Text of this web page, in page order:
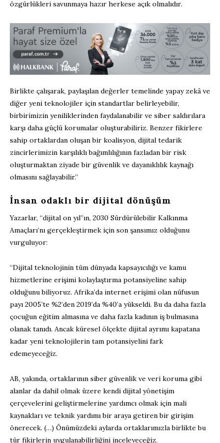
özgürlükleri savunmaya hazır herkese açık olmalıdır.
Birlikte çalışarak, paylaşılan değerler temelinde yapay zekâ ve
diğer yeni teknolojiler için standartlar belirleyebilir,
birbirimizin yeniliklerinden faydalanabilir ve siber saldırılara
karşı daha güçlü korumalar oluşturabiliriz. Benzer fikirlere
sahip ortaklardan oluşan bir koalisyon, dijital tedarik
zincirlerimizin karşılıklı bağımlılığının fazladan bir risk
oluşturmaktan ziyade bir güvenlik ve dayanıklılık kaynağı
olmasını sağlayabilir.”
İnsan odaklı bir dijital dönüşüm
Yazarlar, “dijital on yıl”ın, 2030 Sürdürülebilir Kalkınma
Amaçları’nı gerçekleştirmek için son şansımız olduğunu
vurguluyor:
“Dijital teknolojinin tüm dünyada kapsayıcılığı ve kamu
hizmetlerine erişimi kolaylaştırma potansiyeline sahip
olduğunu biliyoruz. Afrika’da internet erişimi olan nüfusun
payı 2005’te %2’den 2019’da %40’a yükseldi. Bu da daha fazla
çocuğun eğitim almasına ve daha fazla kadının iş bulmasına
olanak tanıdı. Ancak küresel ölçekte dijital ayrımı kapatana
kadar yeni teknolojilerin tam potansiyelini fark
edemeyeceğiz.
AB, yakında, ortaklarının siber güvenlik ve veri koruma gibi
alanlar da dahil olmak üzere kendi dijital yönetişim
çerçevelerini geliştirmelerine yardımcı olmak için mali
kaynakları ve teknik yardımı bir araya getiren bir girişim
önerecek. (…) Önümüzdeki aylarda ortaklarımızla birlikte bu
tür fikirlerin uygulanabilirliğini inceleyeceğiz.